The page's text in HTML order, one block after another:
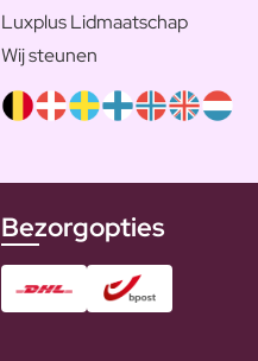
Luxplus Lidmaatschap
Wij steunen
Bezorgopties